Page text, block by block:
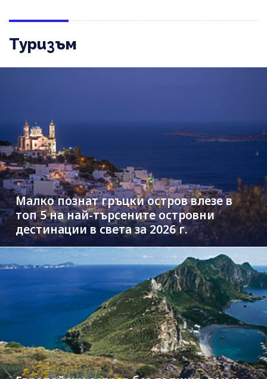
Туризъм
Малко познат гръцки остров влезе в
топ 5 на най-търсените островни
дестинации в света за 2026 г.